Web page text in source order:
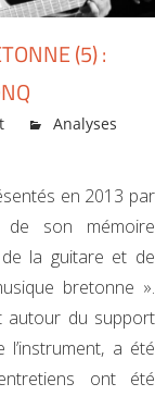
(5) :
Analyses
en 2013 par
de son mémoire
la guitare et de
bretonne ».
autour du support
a été
ont été